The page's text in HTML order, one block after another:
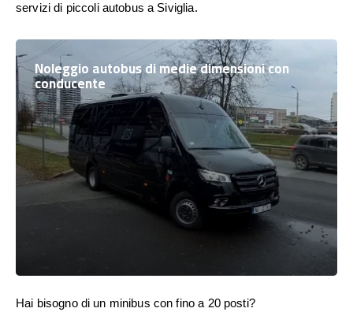
servizi di piccoli autobus a Siviglia.
Noleggio autobus di medie dimensioni con
conducente
Hai bisogno di un minibus con fino a 20 posti?